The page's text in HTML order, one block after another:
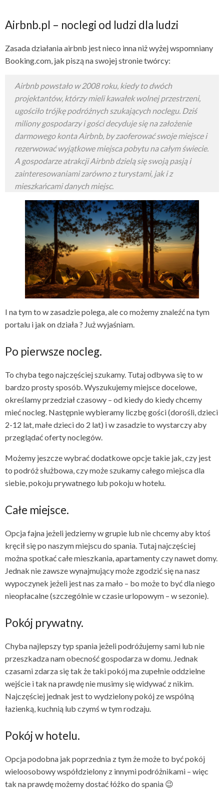
Airbnb.pl – noclegi od ludzi dla ludzi
Zasada działania airbnb jest nieco inna niż wyżej wspomniany
Booking.com, jak piszą na swojej stronie twórcy:
Airbnb powstało w 2008 roku, kiedy to dwóch
projektantów, którzy mieli kawałek wolnej przestrzeni,
ugościło trójkę podróżnych szukających noclegu. Dziś
miliony gospodarzy i gości decyduje się na założenie
darmowego konta Airbnb, by zaoferować swoje miejsce i
rezerwować wyjątkowe miejsca pobytu na całym świecie.
A gospodarze atrakcji Airbnb dzielą się swoją pasją i
zainteresowaniami zarówno z turystami, jak i z
mieszkańcami danych miejsc.
I na tym to w zasadzie polega, ale co możemy znaleźć na tym
portalu i jak on działa ? Już wyjaśniam.
Po pierwsze nocleg.
To chyba tego najczęściej szukamy. Tutaj odbywa się to w
bardzo prosty sposób. Wyszukujemy miejsce docelowe,
określamy przedział czasowy – od kiedy do kiedy chcemy
mieć nocleg. Następnie wybieramy liczbę gości (dorośli, dzieci
2-12 lat, małe dzieci do 2 lat) i w zasadzie to wystarczy aby
przeglądać oferty noclegów.
Możemy jeszcze wybrać dodatkowe opcje takie jak, czy jest
to podróż służbowa, czy może szukamy całego miejsca dla
siebie, pokoju prywatnego lub pokoju w hotelu.
Całe miejsce.
Opcja fajna jeżeli jedziemy w grupie lub nie chcemy aby ktoś
kręcił się po naszym miejscu do spania. Tutaj najczęściej
można spotkać całe mieszkania, apartamenty czy nawet domy.
Jednak nie zawsze wynajmujący może zgodzić się na nasz
wypoczynek jeżeli jest nas za mało – bo może to być dla niego
nieopłacalne (szczególnie w czasie urlopowym – w sezonie).
Pokój prywatny.
Chyba najlepszy typ spania jeżeli podróżujemy sami lub nie
przeszkadza nam obecność gospodarza w domu. Jednak
czasami zdarza się tak że taki pokój ma zupełnie oddzielne
wejście i tak na prawdę nie musimy się widywać z nikim.
Najczęściej jednak jest to wydzielony pokój ze wspólną
łazienką, kuchnią lub czymś w tym rodzaju.
Pokój w hotelu.
Opcja podobna jak poprzednia z tym że może to być pokój
wieloosobowy współdzielony z innymi podróżnikami – więc
tak na prawdę możemy dostać łóżko do spania 😉